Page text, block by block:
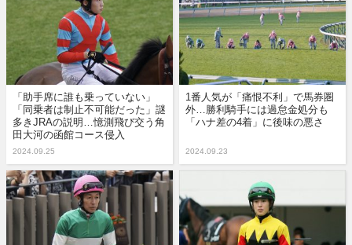
「助手席に誰も乗っていない」
「同乗者は制止不可能だった」謎
多きJRAの説明…憶測飛び交う角
田大河の函館コース侵入
2024.09.25
1番人気が「痛恨不利」で馬券圏
外…勝利騎手には過怠金処分も
「ハナ差の4着」に後味の悪さ
2024.09.23